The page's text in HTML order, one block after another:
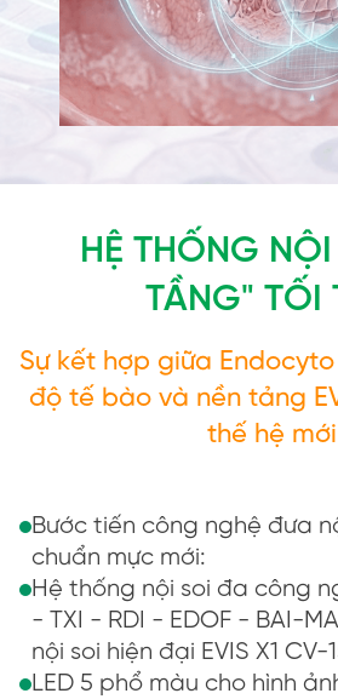
HỆ THỐNG
TẦNG" TỐI
Sự kết hợp giữa
độ tế bào và nền tảng
thế hệ mới
Bước tiến công nghệ đưa
chuẩn mực mới:
Hệ thống nội soi đa công
- TXI - RDI - EDOF - BAI-
nội soi hiện đại EVIS X1 CV-
LED 5 phổ màu cho hình